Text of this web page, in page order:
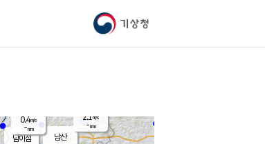
기상청
남이섬
남산
0.4m/s
-mm
2.1 m/s
-mm